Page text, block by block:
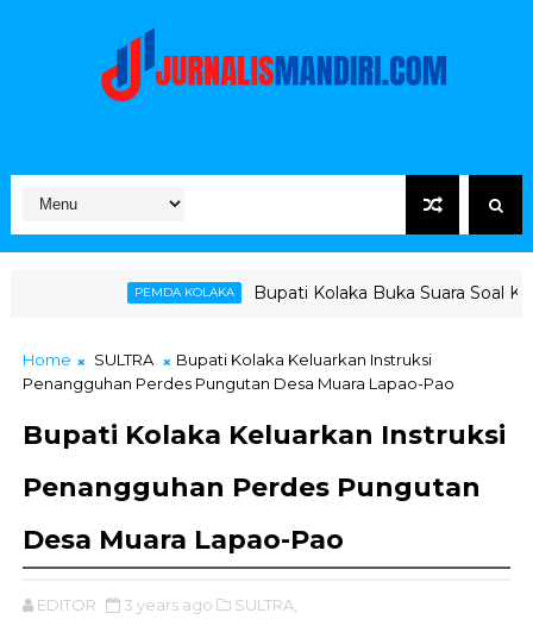
Bupati Kolaka Buka Suara Soal Ketegangan Jalur
Home SULTRA
Bupati Kolaka Keluarkan Instruksi
Penangguhan Perdes Pungutan Desa Muara Lapao-Pao
Bupati Kolaka Keluarkan Instruksi
Penangguhan Perdes Pungutan
Desa Muara Lapao-Pao
EDITOR 3 years ago SULTRA,